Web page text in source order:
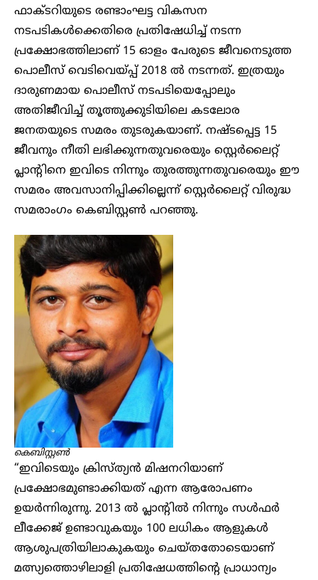
ഫാക്ടറിയുടെ രണ്ടാംഘട്ട വികസന
നടപടികൾക്കെതിരെ പ്രതിഷേധിച്ച് നടന്ന
പ്രക്ഷോഭത്തിലാണ് 15 ഓളം പേരുടെ ജീവനെടുത്ത
പൊലീസ് വെടിവെയ്പ്പ് 2018 ൽ നടന്നത്. ഇത്രയും
ദാരുണമായ പൊലീസ് നടപടിയെപ്പോലും
അതിജീവിച്ച് തൂത്തുക്കുടിയിലെ കടലോര
ജനതയുടെ സമരം തുടരുകയാണ്. നഷ്ടപ്പെട്ട 15
ജീവനും നീതി ലഭിക്കുന്നതുവരെയും സ്റ്റെർലൈറ്റ്
പ്ലാന്റിനെ ഇവിടെ നിന്നും തുരത്തുന്നതുവരെയും ഈ
സമരം അവസാനിപ്പിക്കില്ലെന്ന് സ്റ്റെർലൈറ്റ് വിരുദ്ധ
സമരാംഗം കെബിസ്റ്റൺ പറഞ്ഞു.
കെബിസ്റ്റൺ
“ഇവിടെയും ക്രിസ്ത്യൻ മിഷനറിയാണ്
പ്രക്ഷോഭമുണ്ടാക്കിയത് എന്ന ആരോപണം
ഉയർന്നിരുന്നു. 2013 ൽ പ്ലാന്റിൽ നിന്നും സൾഫർ
ലീക്കേജ് ഉണ്ടാവുകയും 100 ലധികം ആളുകൾ
ആശുപത്രിയിലാകുകയും ചെയ്തതോടെയാണ്
മത്സ്യത്തൊഴിലാളി പ്രതിഷേധത്തിന്റെ പ്രാധാന്യം